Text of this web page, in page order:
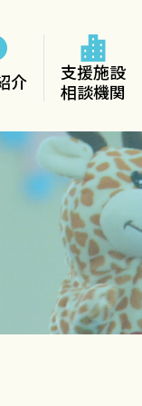
介
支援施設
相談機関